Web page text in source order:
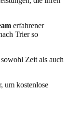
erfahrener
Trier so
Zeit als auch
um kostenlose